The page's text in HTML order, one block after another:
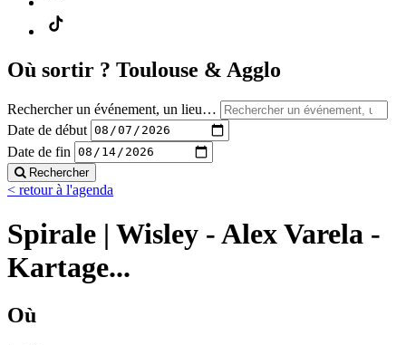
Où sortir ? Toulouse & Agglo
Rechercher un événement, un lieu…
Date de début
Date de fin
Rechercher
< retour à l'agenda
Spirale | Wisley - Alex Varela -
Kartage...
Où